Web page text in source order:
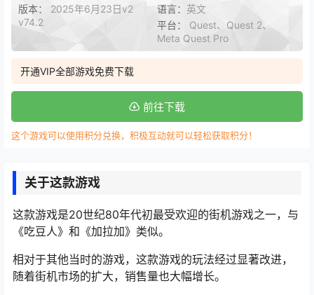
版本： 2025年6月23日v2
v74.2
语言： 英文
平台： Quest、Quest 2、
Meta Quest Pro
开通VIP全部游戏免费下载
前往下载
这个游戏可以使用积分兑换，积极互动就可以轻松获取积分！
关于这款游戏
这款游戏是20世纪80年代初最受欢迎的街机游戏之一，与
《吃豆人》和《加拉加》类似。
相对于其他当时的游戏，这款游戏的玩法经过显著改进，
随着街机市场的扩大，销售量也大幅增长。